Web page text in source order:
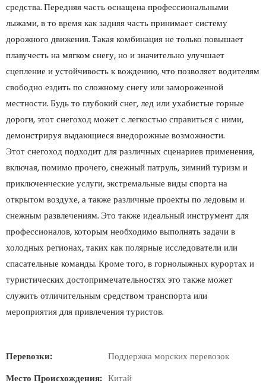
средства. Передняя часть оснащена профессиональными
лыжами, в то время как задняя часть принимает систему
дорожного движения. Такая комбинация не только повышает
плавучесть на мягком снегу, но и значительно улучшает
сцепление и устойчивость к вождению, что позволяет водителям
свободно ездить по сложному снегу или замороженной
местности. Будь то глубокий снег, лед или ухабистые горные
дороги, этот снегоход может с легкостью справиться с ними,
демонстрируя выдающиеся внедорожные возможности.
Этот снегоход подходит для различных сценариев применения,
включая, помимо прочего, снежный патруль, зимний туризм и
приключенческие услуги, экстремальные виды спорта на
открытом воздухе, а также различные проекты по ледовым и
снежным развлечениям. Это также идеальный инструмент для
профессионалов, которым необходимо выполнять задачи в
холодных регионах, таких как полярные исследователи или
спасательные команды. Кроме того, в горнолыжных курортах и
туристических достопримечательностях это также может
служить отличительным средством транспорта или
мероприятия для привлечения туристов.
Перевозки:
Поддержка морских перевозок
Место Происхождения: Китай